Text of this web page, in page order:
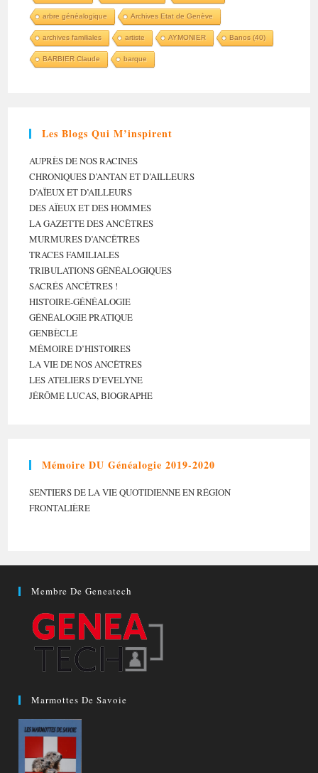
arbre généalogique Archives Etat de Genève
archives familiales artiste AYMONIER Banos (40)
BARBIER Claude barque
Les Blogs Qui M’inspirent
AUPRÈS DE NOS RACINES
CHRONIQUES D’ANTAN ET D’AILLEURS
D’AÏEUX ET D’AILLEURS
DES AÏEUX ET DES HOMMES
LA GAZETTE DES ANCÊTRES
MURMURES D’ANCÊTRES
TRACES FAMILIALES
TRIBULATIONS GÉNÉALOGIQUES
SACRÉS ANCÊTRES !
HISTOIRE-GÉNÉALOGIE
GÉNÉALOGIE PRATIQUE
GENBÈCLE
MÉMOIRE D’HISTOIRES
LA VIE DE NOS ANCÊTRES
LES ATELIERS D’EVELYNE
JÉRÔME LUCAS, BIOGRAPHE
Mémoire DU Généalogie 2019-2020
SENTIERS DE LA VIE QUOTIDIENNE EN RÉGION
FRONTALIÈRE
Membre De Geneatech
Marmottes De Savoie